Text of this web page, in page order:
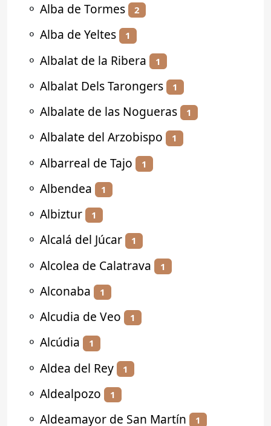
⚬ Alba de Tormes 2
⚬ Alba de Yeltes 1
⚬ Albalat de la Ribera 1
⚬ Albalat Dels Tarongers 1
⚬ Albalate de las Nogueras 1
⚬ Albalate del Arzobispo 1
⚬ Albarreal de Tajo 1
⚬ Albendea 1
⚬ Albiztur 1
⚬ Alcalá del Júcar 1
⚬ Alcolea de Calatrava 1
⚬ Alconaba 1
⚬ Alcudia de Veo 1
⚬ Alcúdia 1
⚬ Aldea del Rey 1
⚬ Aldealpozo 1
⚬ Aldeamayor de San Martín 1